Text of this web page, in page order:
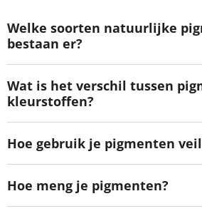
Welke soorten natuurlijke
bestaan er?
Wat is het verschil tussen
kleurstoffen?
Hoe gebruik je pigmenten
Hoe meng je pigmenten?